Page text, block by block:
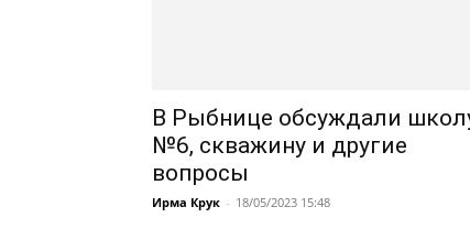
В Рыбнице обсуждали
№6, скважину и другие
вопросы
Ирма Крук - 18/05/2023 15:48